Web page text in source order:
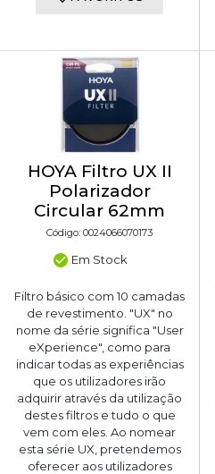
HOYA Filtro UX II
Polarizador
Circular 62mm
Código: 0024066070173
Em Stock
Filtro básico com 10 camadas
de revestimento. "UX" no
nome da série significa "User
eXperience", como para
indicar todas as experiências
que os utilizadores irão
adquirir através da utilização
destes filtros e tudo o que
vem com eles. Ao nomear
esta série UX, pretendemos
oferecer aos utilizadores